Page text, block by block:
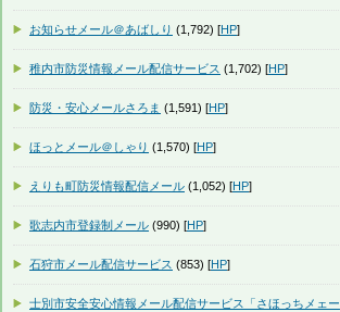
お知らせメール＠あばしり (1,792) [HP]
稚内市防災情報メール配信サービス (1,702) [HP]
防災・安心メールさろま (1,591) [HP]
ほっとメール＠しゃり (1,570) [HP]
えりも町防災情報配信メール (1,052) [HP]
歌志内市登録制メール (990) [HP]
石狩市メール配信サービス (853) [HP]
士別市安全安心情報メール配信サービス「さほっちメェー